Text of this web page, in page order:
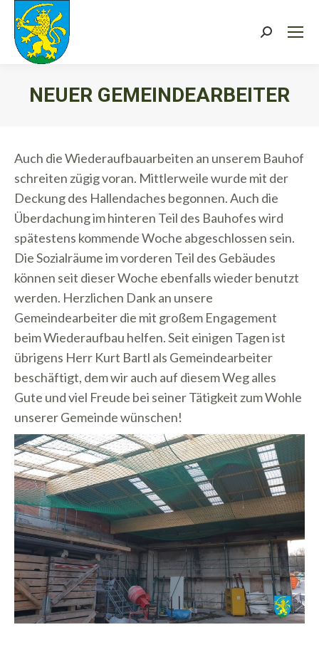
Search:
NEUER GEMEINDEARBEITER
Auch die Wiederaufbauarbeiten an unserem Bauhof
schreiten zügig voran. Mittlerweile wurde mit der
Deckung des Hallendaches begonnen. Auch die
Überdachung im hinteren Teil des Bauhofes wird
spätestens kommende Woche abgeschlossen sein.
Die Sozialräume im vorderen Teil des Gebäudes
können seit dieser Woche ebenfalls wieder benutzt
werden. Herzlichen Dank an unsere
Gemeindearbeiter die mit großem Engagement
beim Wiederaufbau helfen. Seit einigen Tagen ist
übrigens Herr Kurt Bartl als Gemeindearbeiter
beschäftigt, dem wir auch auf diesem Weg alles
Gute und viel Freude bei seiner Tätigkeit zum Wohle
unserer Gemeinde wünschen!